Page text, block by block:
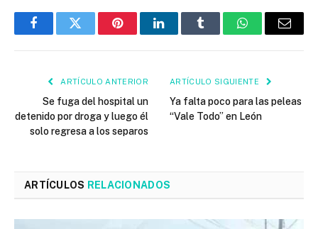
FacebookTwitter PinterestLinkedInTumblr WhatsAppEmail
ARTÍCULO ANTERIOR
Se fuga del hospital un
detenido por droga y luego él
solo regresa a los separos
ARTÍCULO SIGUIENTE
Ya falta poco para las peleas
“Vale Todo” en León
ARTÍCULOS RELACIONADOS